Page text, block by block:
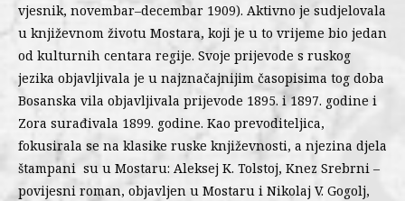
vjesnik, novembar–decembar 1909). Aktivno je sudjelovala
u književnom životu Mostara, koji je u to vrijeme bio jedan
od kulturnih centara regije. Svoje prijevode s ruskog
jezika objavljivala je u najznačajnijim časopisima tog doba
Bosanska vila objavljivala prijevode 1895. i 1897. godine i
Zora surađivala 1899. godine. Kao prevoditeljica,
fokusirala se na klasike ruske književnosti, a njezina djela
štampani su u Mostaru: Aleksej K. Tolstoj, Knez Srebrni –
povijesni roman, objavljen u Mostaru i Nikolaj V. Gogolj,